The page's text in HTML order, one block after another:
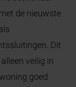
de nieuwste
Dit
veilig in
goed